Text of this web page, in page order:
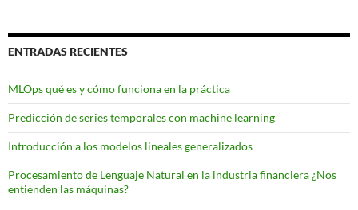
ENTRADAS RECIENTES
MLOps qué es y cómo funciona en la práctica
Predicción de series temporales con machine learning
Introducción a los modelos lineales generalizados
Procesamiento de Lenguaje Natural en la industria financiera ¿Nos
entienden las máquinas?